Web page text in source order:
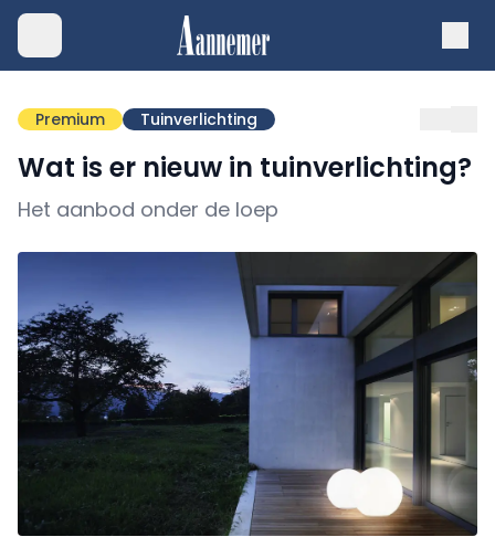
Premium Tuinverlichting
Wat is er nieuw in tuinverlichting?
Het aanbod onder de loep